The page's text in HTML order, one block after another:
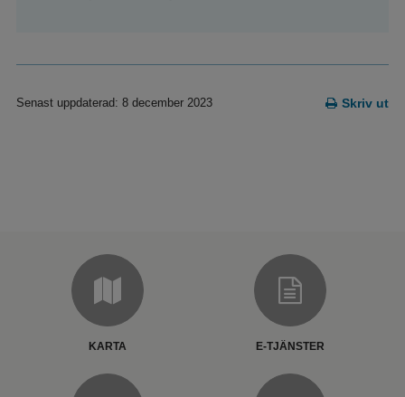
Skriv ut
Senast uppdaterad: 8 december 2023
KARTA E-TJÄNSTER